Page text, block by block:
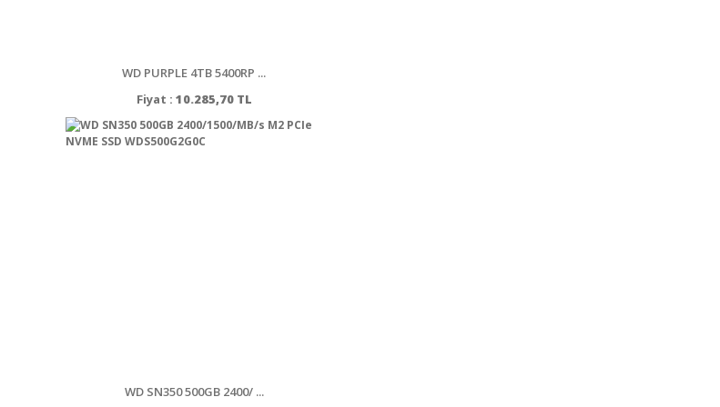
WD PURPLE 4TB 5400RP ...
Fiyat : 10.285,70 TL
WD SN350 500GB 2400/ ...